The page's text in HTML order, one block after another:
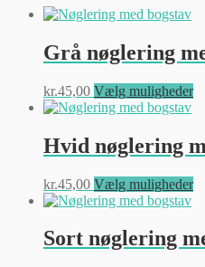
Grå nøglering
kr.45,00 Vælg muligheder
kan
Hvid nøglering
kr.45,00 Vælg muligheder
Sort nøglering